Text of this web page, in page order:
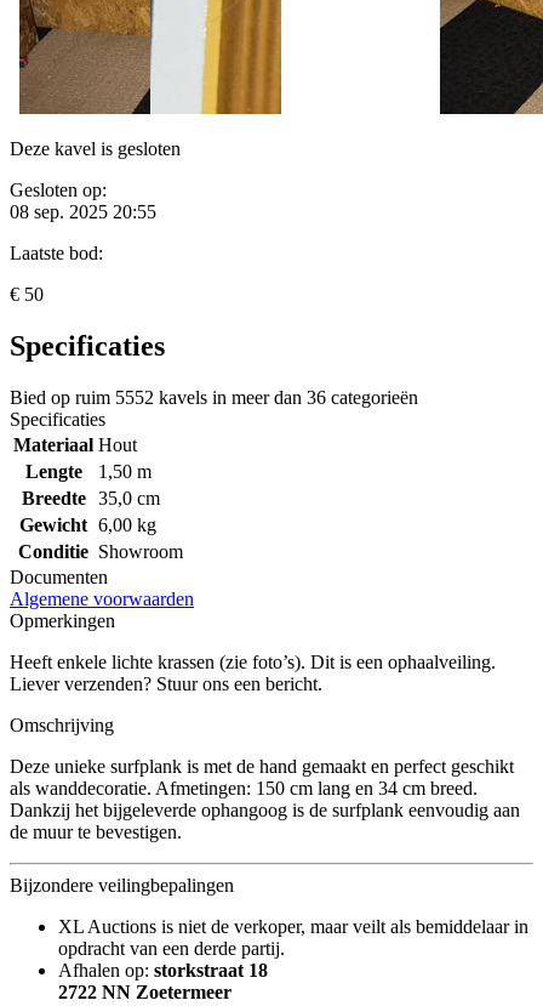
Deze kavel is gesloten
Gesloten op:
08 sep. 2025 20:55
Laatste bod:
€ 50
Specificaties
Bied op ruim 5552 kavels in meer dan 36 categorieën
Specificaties
Materiaal Hout
Lengte
1,50 m
Breedte
35,0 cm
Gewicht 6,00 kg
Conditie Showroom
Documenten
Algemene voorwaarden
Opmerkingen
Heeft enkele lichte krassen (zie foto’s). Dit is een ophaalveiling.
Liever verzenden? Stuur ons een bericht.
Omschrijving
Deze unieke surfplank is met de hand gemaakt en perfect geschikt
als wanddecoratie. Afmetingen: 150 cm lang en 34 cm breed.
Dankzij het bijgeleverde ophangoog is de surfplank eenvoudig aan
de muur te bevestigen.
Bijzondere veilingbepalingen
XL Auctions is niet de verkoper, maar veilt als bemiddelaar in
opdracht van een derde partij.
Afhalen op: storkstraat 18
2722 NN Zoetermeer